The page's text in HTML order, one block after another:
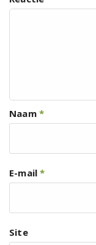
Naam *
E-mail*
Site